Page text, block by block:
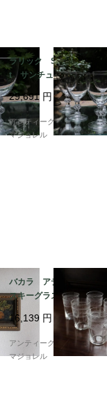
ラリック Saint Huber
t サンチュベール ワ
イングラス 119mm
7427
29,691 円
アンティークギャラリー
マジョレル
バカラ アテネ ウイ
スキーグラス 80mm
5590
16,139 円
アンティークギャラリー
マジョレル